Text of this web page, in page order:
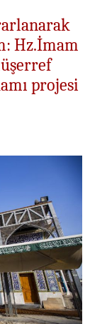
Hz.İmam
projesi